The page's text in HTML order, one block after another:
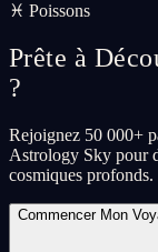
♓ Poissons
Prête à
?
Rejoignez 50 000+
Astrology Sky pour
cosmiques profonds.
Commencer Mon